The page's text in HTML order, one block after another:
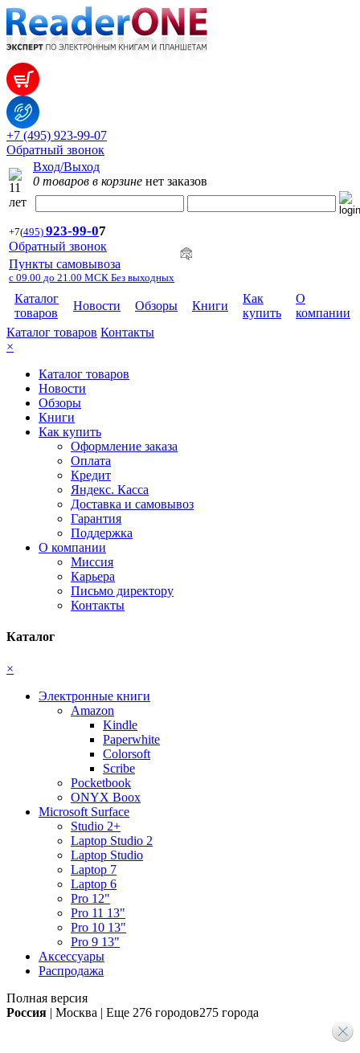
+7 (495) 923-99-07
Обратный звонок
Вход/Выход
0 товаров в корзине нет заказов
+7(495) 923-99-07
Обратный звонок
Пункты самовывоза
с 09.00 до 21.00 МСК Без выходных
Каталог
товаров
Новости Обзоры Книги
Как
купить
О
компании
Каталог товаров Контакты
×
Каталог товаров
Новости
Обзоры
Книги
Как купить
Оформление заказа
Оплата
Кредит
Яндекс. Касса
Доставка и самовывоз
Гарантия
Поддержка
О компании
Миссия
Карьера
Письмо директору
Контакты
Каталог
×
Электронные книги
Amazon
Kindle
Paperwhite
Colorsoft
Scribe
Pocketbook
ONYX Boox
Microsoft Surface
Studio 2+
Laptop Studio 2
Laptop Studio
Laptop 7
Laptop 6
Pro 12"
Pro 11 13"
Pro 10 13"
Pro 9 13"
Аксессуары
Распродажа
Полная версия
Россия | Москва | Еще 276 городов275 города